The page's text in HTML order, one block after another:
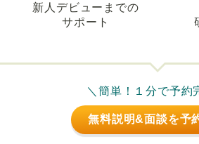
新人デビューまでの
サポート
＼簡単！１分で予約
無料説明&面談を予